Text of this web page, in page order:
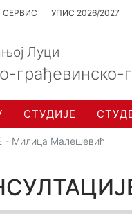
СЕРВИС УПИС 2026/2027
Луци
грађевинско-
СТУДИЈЕ
Милица Малешевић